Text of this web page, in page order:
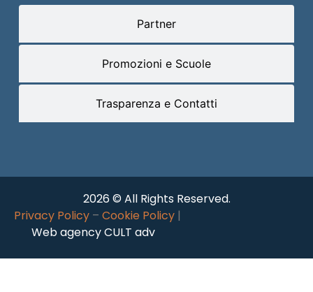
Partner
Promozioni e Scuole
Trasparenza e Contatti
2026 © All Rights Reserved.
Privacy Policy – Cookie Policy |
Web agency CULT adv